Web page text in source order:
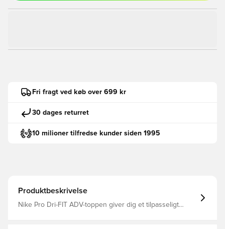
Fri fragt ved køb over 699 kr
30 dages returret
10 milioner tilfredse kunder siden 1995
Produktbeskrivelse
Nike Pro Dri-FIT ADV-toppen giver dig et tilpasseligt